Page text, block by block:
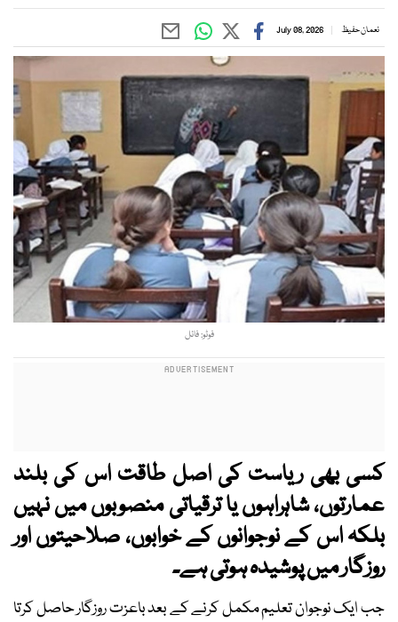
نعمان حفیظ July 08, 2026
فوٹو: فائل
کسی بھی ریاست کی اصل طاقت اس کی بلند
عمارتوں، شاہراہوں یا ترقیاتی منصوبوں میں نہیں
بلکہ اس کے نوجوانوں کے خوابوں، صلاحیتوں اور
روزگار میں پوشیدہ ہوتی ہے۔
جب ایک نوجوان تعلیم مکمل کرنے کے بعد باعزت روزگار حاصل کرتا